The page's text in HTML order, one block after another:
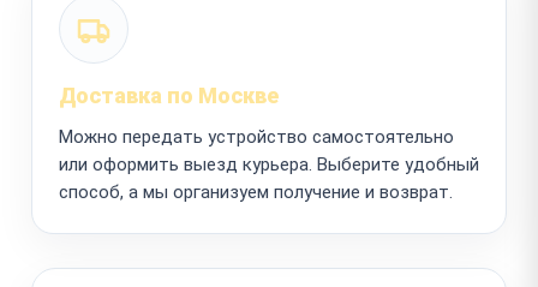
Доставка по Москве
Можно передать устройство самостоятельно
или оформить выезд курьера. Выберите удобный
способ, а мы организуем получение и возврат.